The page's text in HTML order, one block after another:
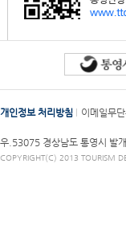
개인정보 처리방침 이메일무
우.53075 경상남도 통영시 발
COPYRIGHT(C) 2013 TOURISM